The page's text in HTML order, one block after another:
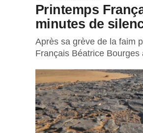
Printemps
minutes de
Après sa grève de la faim
Français Béatrice